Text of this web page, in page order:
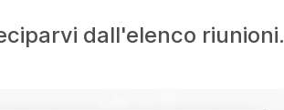
dall'elenco riunioni.